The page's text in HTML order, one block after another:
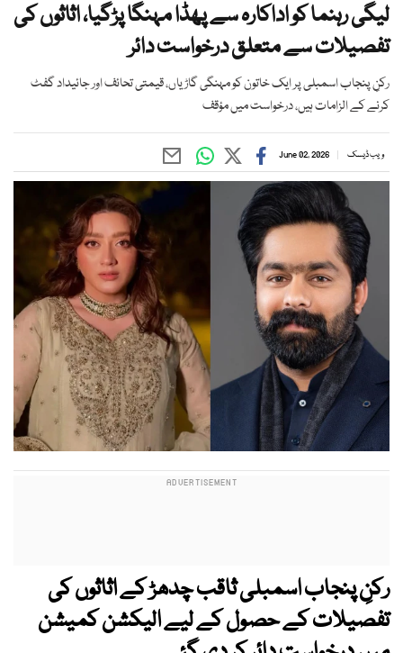
لیگی رہنما کو اداکارہ سے پھڈا مہنگا پڑگیا، اثاثوں کی
تفصیلات سے متعلق درخواست دائر
رکنِ پنجاب اسمبلی پر ایک خاتون کو مہنگی گاڑیاں، قیمتی تحائف اور جائیداد گفٹ
کرنے کے الزامات ہیں، درخواست میں مؤقف
ویب ڈیسک June 02, 2026
رکنِ پنجاب اسمبلی ثاقب چدھڑ کے اثاثوں کی
تفصیلات کے حصول کے لیے الیکشن کمیشن